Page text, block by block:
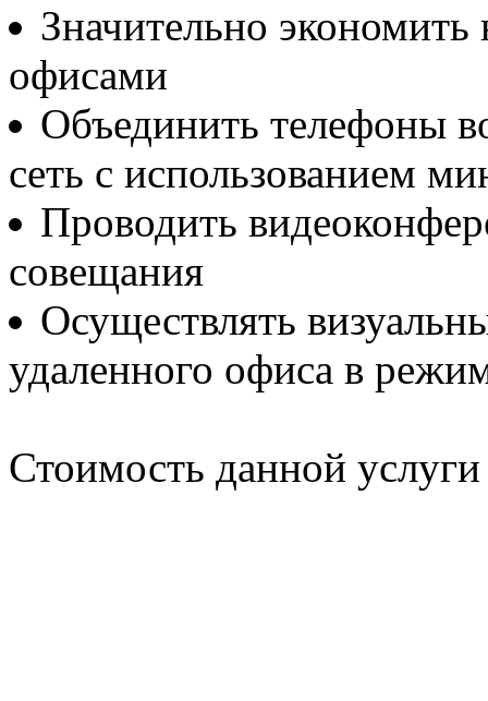
Значительно
офисами
Объединить телефоны
сеть с использованием
Проводить
совещания
Осуществлять
удаленного офиса в
Стоимость данной